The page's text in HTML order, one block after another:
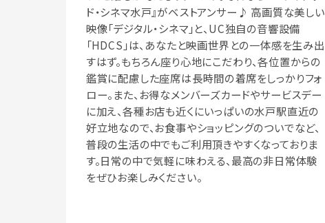
ド・シネマ水戸』がベストアンサー♪ 高画質な美しい
映像「デジタル・シネマ」と、UC独自の音響設備
「HDCS」は、あなたと映画世界との一体感を生み出
すはず。もちろん座り心地にこだわり、各位置からの
鑑賞に配慮した座席は長時間の着席をしっかりフォ
ロー。また、お得なメンバーズカードやサービスデー
に加え、各種お店も近くにいっぱいの水戸駅直近の
好立地なので、お食事やショッピングのついでなど、
普段の生活の中でもご利用頂きやすくなっておりま
す。日常の中で気軽に味わえる、最高の非日常体験
をぜひお楽しみください。